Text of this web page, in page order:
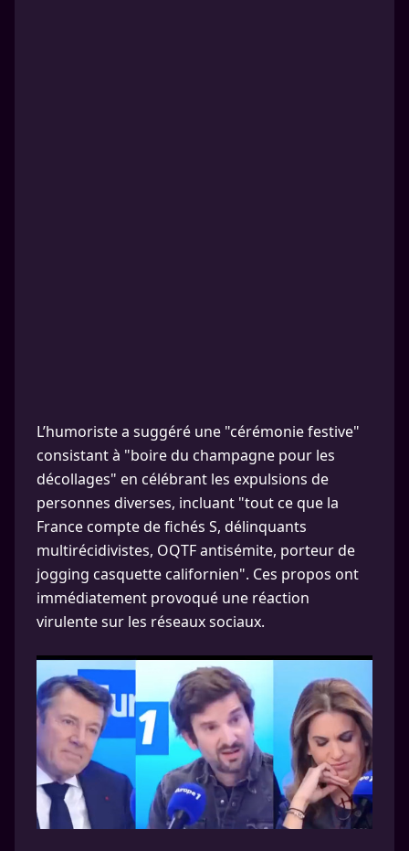
L’humoriste a suggéré une "cérémonie festive"
consistant à "boire du champagne pour les
décollages" en célébrant les expulsions de
personnes diverses, incluant "tout ce que la
France compte de fichés S, délinquants
multirécidivistes, OQTF antisémite, porteur de
jogging casquette californien". Ces propos ont
immédiatement provoqué une réaction
virulente sur les réseaux sociaux.